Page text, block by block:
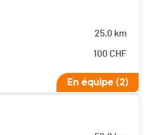
25.0 km
100 CHF
En équipe (2)